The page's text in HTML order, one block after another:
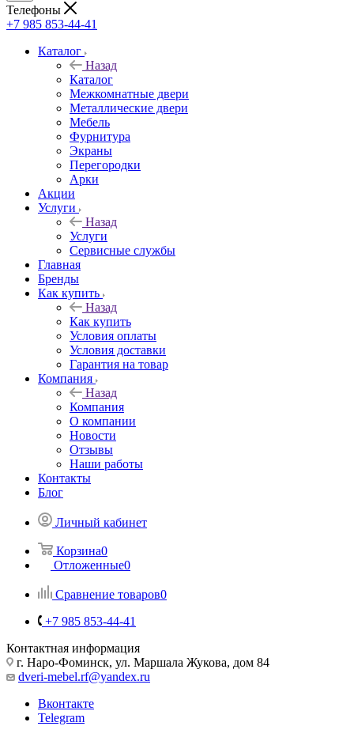
Телефоны
+7 985 853-44-41
Каталог
Назад
Каталог
Межкомнатные двери
Металлические двери
Мебель
Фурнитура
Экраны
Перегородки
Арки
Акции
Услуги
Назад
Услуги
Сервисные службы
Главная
Бренды
Как купить
Назад
Как купить
Условия оплаты
Условия доставки
Гарантия на товар
Компания
Назад
Компания
О компании
Новости
Отзывы
Наши работы
Контакты
Блог
Личный кабинет
Корзина0
Отложенные0
Сравнение товаров0
+7 985 853-44-41
Контактная информация
г. Наро-Фоминск, ул. Маршала Жукова, дом 84
dveri-mebel.rf@yandex.ru
Вконтакте
Telegram